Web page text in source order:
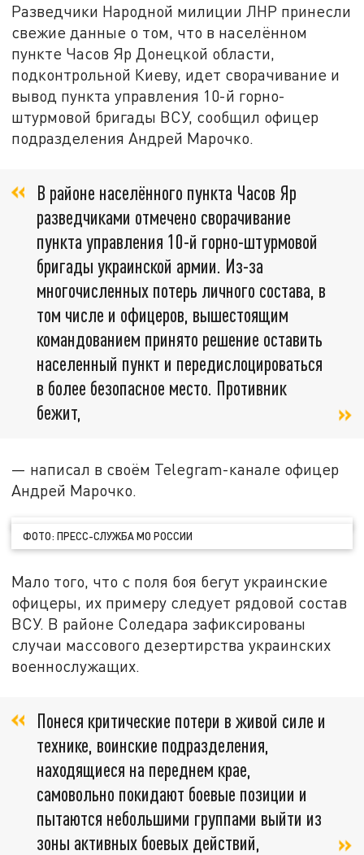
Разведчики Народной милиции ЛНР принесли
свежие данные о том, что в населённом
пункте Часов Яр Донецкой области,
подконтрольной Киеву, идет сворачивание и
вывод пункта управления 10-й горно-
штурмовой бригады ВСУ, сообщил офицер
подразделения Андрей Марочко.
В районе населённого пункта Часов Яр
разведчиками отмечено сворачивание
пункта управления 10-й горно-штурмовой
бригады украинской армии. Из-за
многочисленных потерь личного состава, в
том числе и офицеров, вышестоящим
командованием принято решение оставить
населенный пункт и передислоцироваться
в более безопасное место. Противник
бежит,
— написал в своём Telegram-канале офицер
Андрей Марочко.
ФОТО: ПРЕСС-СЛУЖБА МО РОССИИ
Мало того, что с поля боя бегут украинские
офицеры, их примеру следует рядовой состав
ВСУ. В районе Соледара зафиксированы
случаи массового дезертирства украинских
военнослужащих.
Понеся критические потери в живой силе и
технике, воинские подразделения,
находящиеся на переднем крае,
самовольно покидают боевые позиции и
пытаются небольшими группами выйти из
зоны активных боевых действий,